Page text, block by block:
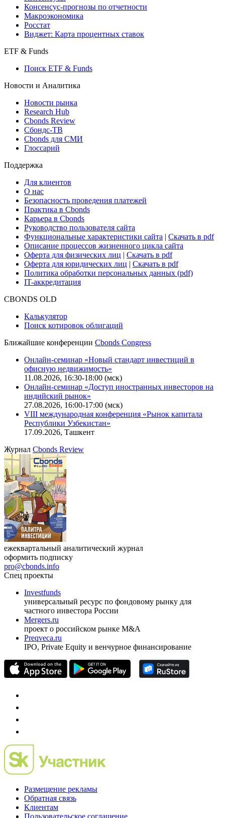
Поиск индексов
Страницы стран
Создать индекс
Консенсусы
Консенсус-прогнозы по отчетности
Макроэкономика
Виджет: Карта процентных ставок
ETF & Funds
Поиск ETF & Funds
Новости и Аналитика
Новости рынка
Research Hub
Cbonds Review
Сбондс-ТВ
Глоссарий
Поддержка
Для клиентов
О нас
Безопасность проведения платежей
Практика в Cbonds
Карьера в Cbonds
Руководство пользователя сайта
Функциональные характеристики сайта|Скачать в pdf
Описание процессов жизненного цикла сайта
Оферта для физических лиц
Оферта для юридических лиц
IT-аккредитация
Поиск котировок облигаций
Ближайшие конференцииCbonds Congress
Онлайн-семинар «Новый стандарт инвестиций в
офисную недвижимость»
11.08.2026, 16:30-18:00 (мск)
Онлайн-семинар «Доступ иностранных инвесторов на
индийский рынок»
VIII международная конференция «Рынок капитала
Республики Узбекистан»
17.09.2026, Ташкент
ЖурналCbonds Review
ежеквартальный аналитический журнал
оформить подписку
pro@cbonds.info
Спец проекты
Investfunds
универсальный ресурс по фондовому рынку для
частного инвестора России
проект о российском рынке M&A
Preqveca.ru